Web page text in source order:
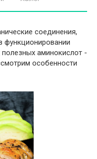
соединения,
функционировании
аминокислот -
особенности